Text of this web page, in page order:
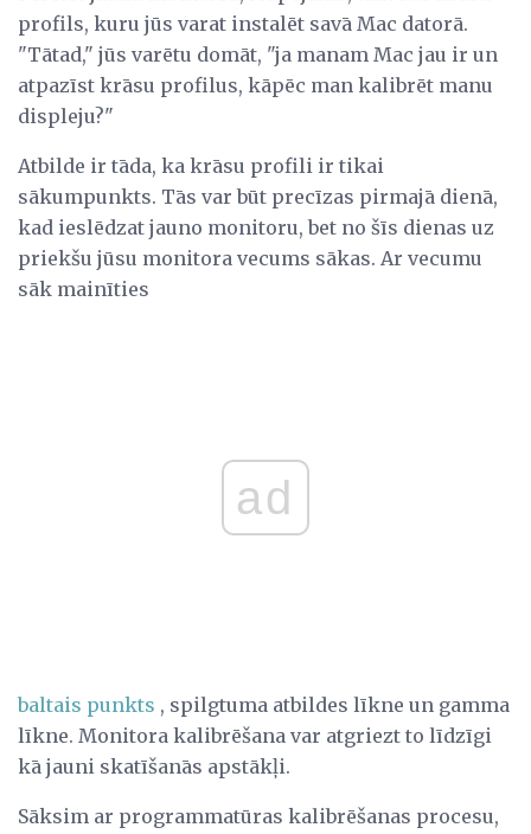
profils, kuru jūs varat instalēt savā Mac datorā.
"Tātad," jūs varētu domāt, "ja manam Mac jau ir un
atpazīst krāsu profilus, kāpēc man kalibrēt manu
displeju?"
Atbilde ir tāda, ka krāsu profili ir tikai
sākumpunkts. Tās var būt precīzas pirmajā dienā,
kad ieslēdzat jauno monitoru, bet no šīs dienas uz
priekšu jūsu monitora vecums sākas. Ar vecumu
sāk mainīties
ad
baltais punkts , spilgtuma atbildes līkne un gamma
līkne. Monitora kalibrēšana var atgriezt to līdzīgi
kā jauni skatīšanās apstākļi.
Sāksim ar programmatūras kalibrēšanas procesu,